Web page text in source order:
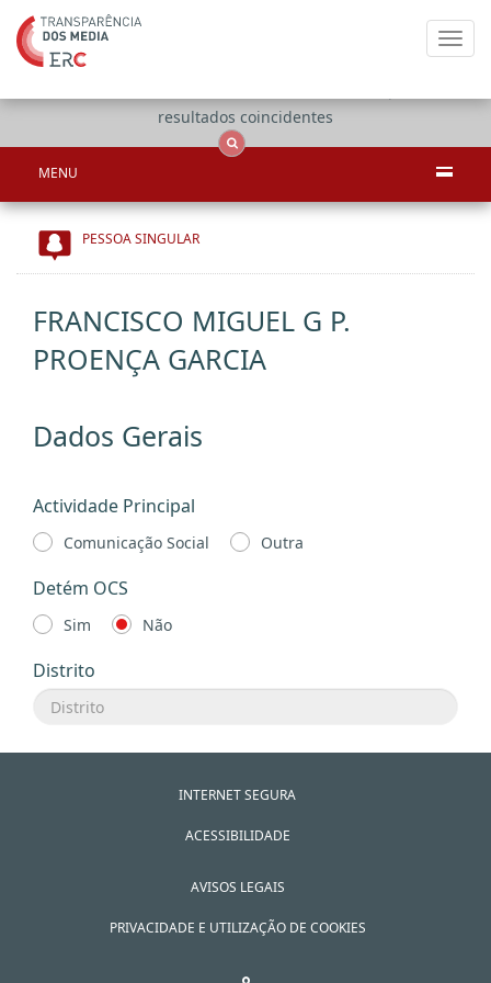
resultados coincidentes
MENU
PESSOA SINGULAR
FRANCISCO MIGUEL G P.
PROENÇA GARCIA
Dados Gerais
Actividade Principal
Comunicação Social Outra
Detém OCS
Sim Não
Distrito
INTERNET SEGURA
ACESSIBILIDADE
AVISOS LEGAIS
PRIVACIDADE E UTILIZAÇÃO DE COOKIES